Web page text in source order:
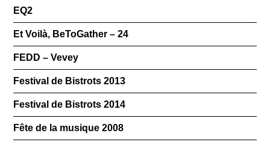
EQ2
Et Voilà, BeToGather – 24
FEDD – Vevey
Festival de Bistrots 2013
Festival de Bistrots 2014
Fête de la musique 2008